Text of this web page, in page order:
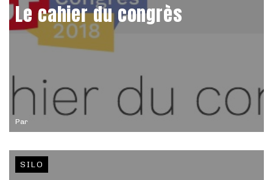
Par
Le cahier du congrès
SILO